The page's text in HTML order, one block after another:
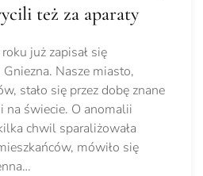
też za aparaty
już zapisał się
Nasze miasto,
stało się przez dobę znane
na świecie. O anomalii
chwil sparaliżowała
mówiło się